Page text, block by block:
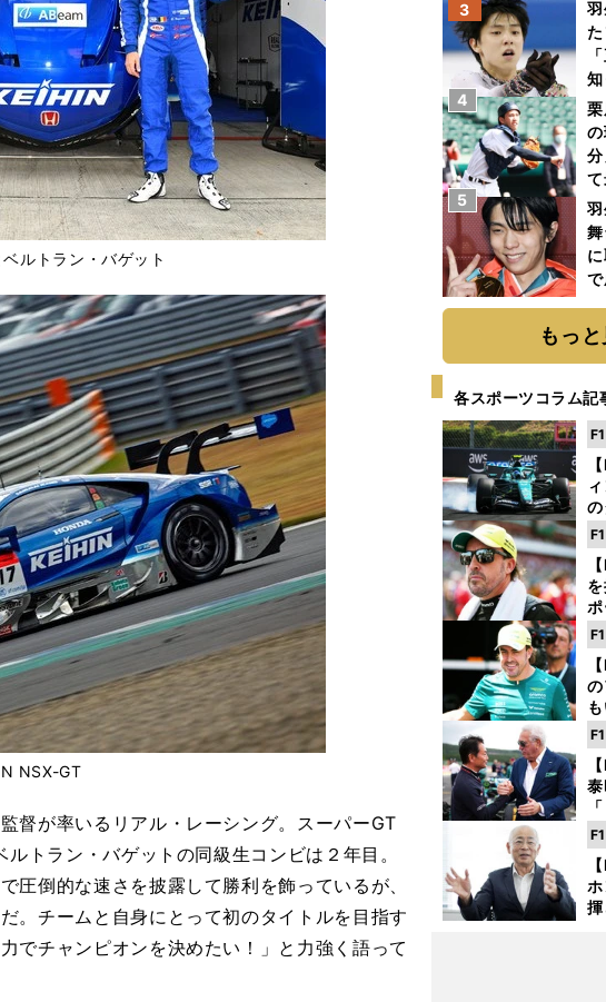
ルトラン・バゲット
NSX-GT
督が率いるリアル・レーシング。スーパーGT
トラン・バゲットの同級生コンビは２年目。
圧倒的な速さを披露して勝利を飾っているが、
。チームと自身にとって初のタイトルを目指す
でチャンピオンを決めたい！」と力強く語って
知
3
て
4
5
もっ
各スポーツコラム記
の
ソ
F1
ー
F1
優
F1
ど
F1
F1